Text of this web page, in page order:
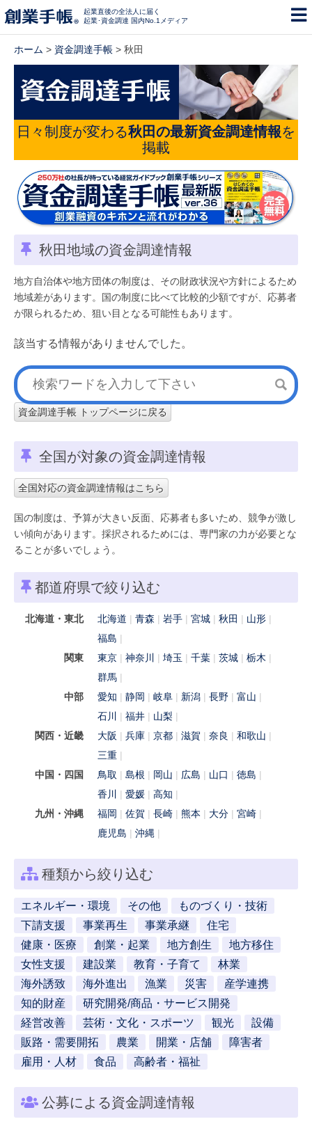
起業直後の全法人に届く
起業･資金調達 国内No.1メディア
ホーム > 資金調達手帳 > 秋田
日々制度が変わる秋田の最新資金調達情報を
掲載
秋田地域の資金調達情報
地方自治体や地方団体の制度は、その財政状況や方針によるため
地域差があります。国の制度に比べて比較的少額ですが、応募者
が限られるため、狙い目となる可能性もあります。
該当する情報がありませんでした。
資金調達手帳 トップページに戻る
全国が対象の資金調達情報
全国対応の資金調達情報はこちら
国の制度は、予算が大きい反面、応募者も多いため、競争が激し
い傾向があります。採択されるためには、専門家の力が必要とな
ることが多いでしょう。
都道府県で絞り込む
北海道・東北 北海道 青森 岩手 宮城 秋田
山形
福島
関東
東京 神奈川 埼玉 千葉 茨城
栃木
群馬
中部
愛知 静岡 岐阜 新潟 長野
富山
石川
福井
山梨
関西・近畿
大阪 兵庫 京都 滋賀 奈良
和歌山
三重
中国・四国
鳥取 島根 岡山 広島 山口
徳島
香川
愛媛
高知
九州・沖縄
福岡 佐賀 長崎 熊本 大分
宮崎
鹿児島
沖縄
種類から絞り込む
エネルギー・環境 その他
ものづくり・技術
下請支援
事業再生 事業承継
住宅
健康・医療
創業・起業 地方創生
地方移住
女性支援
建設業 教育・子育て
林業
海外誘致
海外進出 漁業 災害
産学連携
知的財産
研究開発/商品・サービス開発
経営改善
芸術・文化・スポーツ 観光
設備
販路・需要開拓
農業 開業・店舗
障害者
雇用・人材
食品 高齢者・福祉
公募による資金調達情報